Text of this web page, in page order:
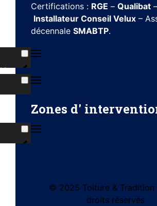
Certifications : RGE – Qualibat –
Installateur Conseil Velux –
décennale SMABTP.
Zones d'
© 2025 Toiture & Tradition
droits réservés